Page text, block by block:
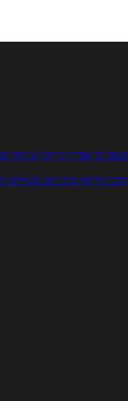
אפייה מוקפץ עוגיות
וידאו מתכונים עשירים